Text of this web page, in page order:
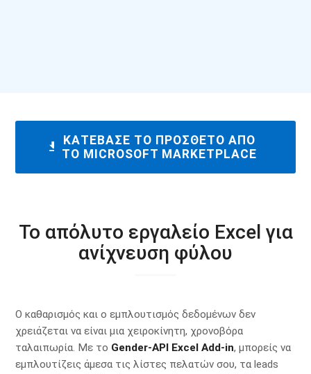
download
ΚΑΤΈΒΑΣΕ ΤΟ ΠΡΌΣΘΕΤΟ ΑΠΌ
ΤΟ MICROSOFT MARKETPLACE
Το απόλυτο εργαλείο Excel για
ανίχνευση φύλου
Ο καθαρισμός και ο εμπλουτισμός δεδομένων δεν
χρειάζεται να είναι μια χειροκίνητη, χρονοβόρα
ταλαιπωρία. Με το Gender-API Excel Add-in, μπορείς να
εμπλουτίζεις άμεσα τις λίστες πελατών σου, τα leads